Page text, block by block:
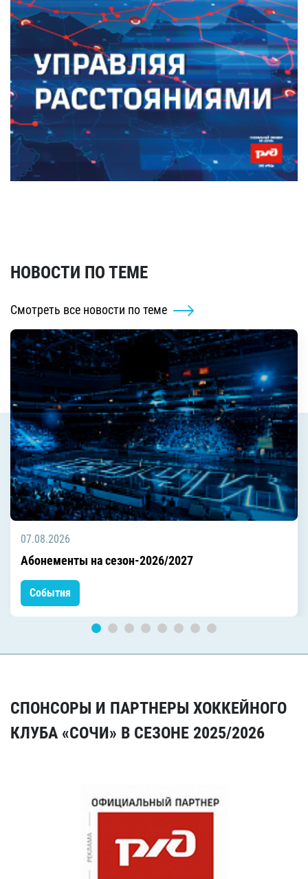
НОВОСТИ ПО ТЕМЕ
Смотреть все новости по теме
07.08.2026
Абонементы на сезон-2026/2027
События
СПОНСОРЫ И ПАРТНЕРЫ ХОККЕЙНОГО
КЛУБА «СОЧИ» В СЕЗОНЕ 2025/2026